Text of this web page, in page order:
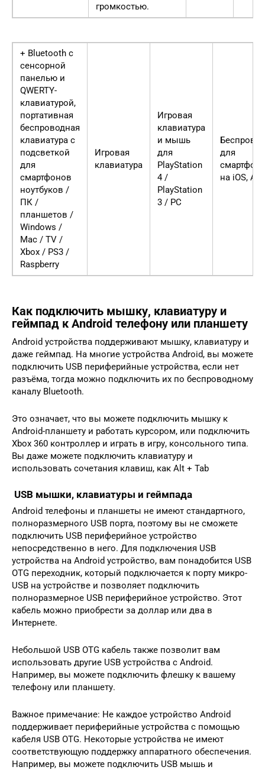
громкостью.
+ Bluetooth с
сенсорной
панелью и
QWERTY-
клавиатурой,
портативная
беспроводная
клавиатура с
подсветкой
для
смартфонов
ноутбуков /
ПК /
планшетов /
Windows /
Mac / TV /
Xbox / PS3 /
Raspberry
Игровая
клавиатура
Игровая
клавиатура
и мышь
для
PlayStation
4 /
PlayStation
3 / PC
для
на iOS,
Как подключить мышку, клавиатуру и
геймпад к Android телефону или планшету
Android устройства поддерживают мышку, клавиатуру и
даже геймпад. На многие устройства Android, вы можете
подключить USB периферийные устройства, если нет
разъёма, тогда можно подключить их по беспроводному
каналу Bluetooth.
Это означает, что вы можете подключить мышку к
Android-планшету и работать курсором, или подключить
Xbox 360 контроллер и играть в игру, консольного типа.
Вы даже можете подключить клавиатуру и
использовать сочетания клавиш, как Alt + Tab
USB мышки, клавиатуры и геймпада
Android телефоны и планшеты не имеют стандартного,
полноразмерного USB порта, поэтому вы не сможете
подключить USB периферийное устройство
непосредственно в него. Для подключения USB
устройства на Android устройство, вам понадобится USB
OTG переходник, который подключается к порту микро-
USB на устройстве и позволяет подключить
полноразмерное USB периферийное устройство. Этот
кабель можно приобрести за доллар или два в
Интернете.
Небольшой USB OTG кабель также позволит вам
использовать другие USB устройства с Android.
Например, вы можете подключить флешку к вашему
телефону или планшету.
Важное примечание: Не каждое устройство Android
поддерживает периферийные устройства с помощью
кабеля USB OTG. Некоторые устройства не имеют
соответствующую поддержку аппаратного обеспечения.
Например, вы можете подключить USB мышь и